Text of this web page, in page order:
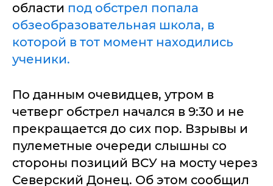
области под обстрел попала
обзеобразовательная школа, в
которой в тот момент находились
ученики.
По данным очевидцев, утром в
четверг обстрел начался в 9:30 и не
прекращается до сих пор. Взрывы и
пулеметные очереди слышны со
стороны позиций ВСУ на мосту через
Северский Донец. Об этом сообщил